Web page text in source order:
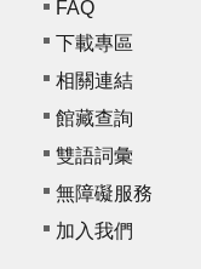
FAQ
下載專區
相關連結
館藏查詢
雙語詞彙
無障礙服務
加入我們